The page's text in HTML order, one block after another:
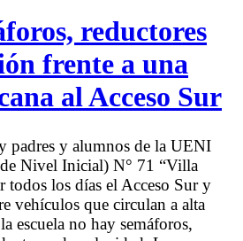
reductores
frente a una
al Acceso Sur
padres y alumnos de la UENI
Nivel Inicial) N° 71 “Villa
todos los días el Acceso Sur y
vehículos que circulan a alta
escuela no hay semáforos,